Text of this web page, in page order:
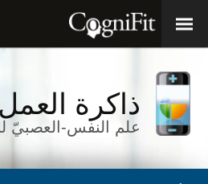
ذاكرة العمل
علم النفس-العصبيّ